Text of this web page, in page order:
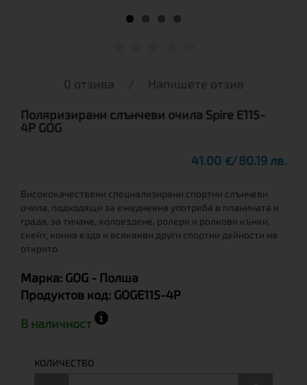
0 отзива / Напишете отзив
Поляризирани слънчеви очила Spire E115-
4P GOG
41.00 € 80.19 лв.
Висококачествени специализирани спортни слънчеви
очила, подходящи за ежедневна употреба в планината и
града, за тичане, колоездене, ролери и ролкови кънки,
скейт, конна езда и всякакви други спортни дейности на
открито.
Марка: GOG - Полша
Продуктов код: GOGE115-4P
В наличност
КОЛИЧЕСТВО